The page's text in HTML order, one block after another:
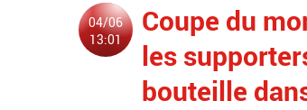
04/06
13:01
Coupe du
les
bouteille